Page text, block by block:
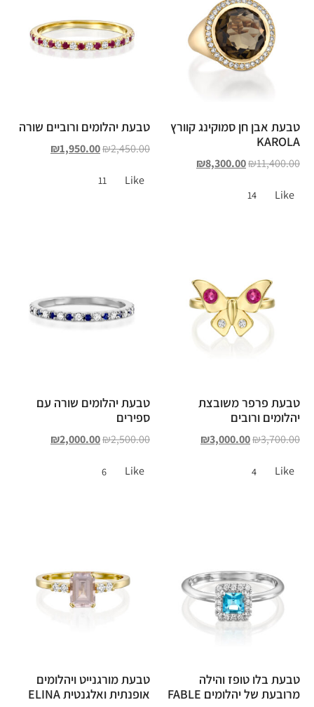
טבעת אבן חן סמוקינג קוורץ
KAROLA
₪11,400.00
₪8,300.00
Like
14
טבעת יהלומים ורוביים שורה
₪2,450.00
₪1,950.00
Like
11
טבעת פרפר משובצת
יהלומים ורובים
₪3,700.00
₪3,000.00
Like
4
טבעת יהלומים שורה עם
ספירים
₪2,500.00
₪2,000.00
Like
6
טבעת בלו טופז והילה
מרובעת של יהלומים FABLE
טבעת מורגנייט ויהלומים
אופנתית ואלגנטית ELINA